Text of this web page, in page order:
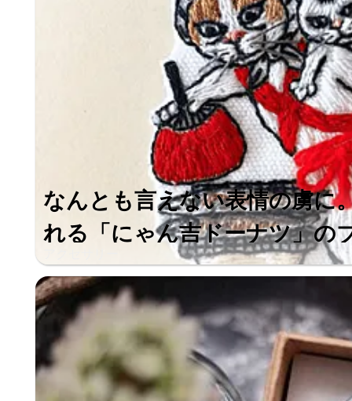
なんとも言えない表情の虜に
れる「にゃん吉ドーナツ」の